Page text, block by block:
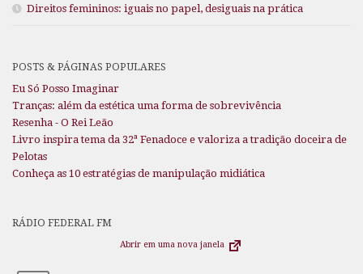
Direitos femininos: iguais no papel, desiguais na prática
POSTS & PÁGINAS POPULARES
Eu Só Posso Imaginar
Tranças: além da estética uma forma de sobrevivência
Resenha - O Rei Leão
Livro inspira tema da 32ª Fenadoce e valoriza a tradição doceira de
Pelotas
Conheça as 10 estratégias de manipulação midiática
RÁDIO FEDERAL FM
Abrir em uma nova janela